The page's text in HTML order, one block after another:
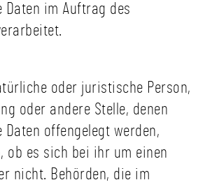
Daten im Auftrag des
oder juristische Person,
oder andere Stelle, denen
Daten offengelegt werden,
ob es sich bei ihr um einen
nicht. Behörden, die im